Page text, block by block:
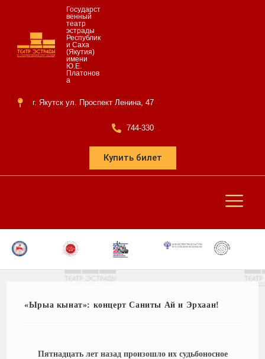
Государст
венный
театр
эстрады
Республик
и Саха
(Якутия)
имени
Ю.Е.
Платонов
а
г. Якутск ул. Проспект Ленина, 47
744-330
Купить билет
«Ырыа кынат»: концерт Саниты Ай и Эрхаан!
Пятнадцать лет назад произошло их судьбоносное